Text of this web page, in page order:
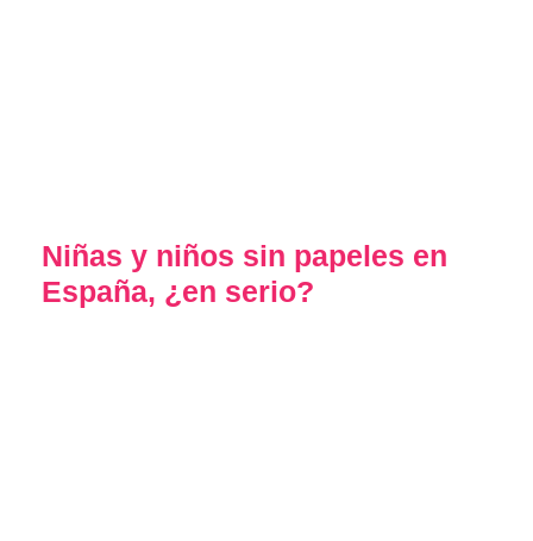
Niñas y niños sin papeles en
España, ¿en serio?